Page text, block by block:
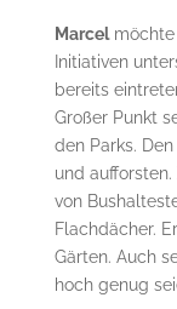
Marcelmöchte
Initiativen
bereits
Großer Punkt
den Parks.
und
von
Flachdächer.
Gärten. Auch
hoch genug